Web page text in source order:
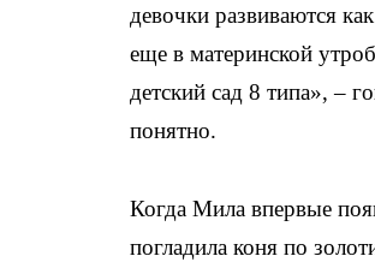
девочки развиваются
еще в материнской
детский сад 8 типа», –
понятно.
Когда Мила впервые
погладила коня по